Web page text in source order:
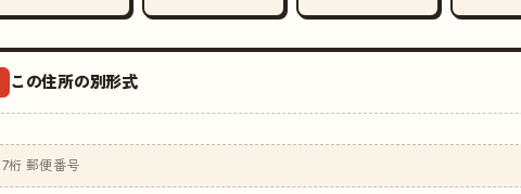
この住所の別形式
7桁 郵便番号